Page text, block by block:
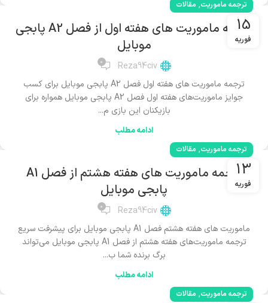
15
فوریه
ترجمه ماموریت, مقالات
ترجمه ماموریت های هفته اول از فصل A2 پابجی
موبایل
Reza94civ
0
ترجمه ماموریت های هفته اول فصل A2 پابجی موبایل برای کسب
جوایز ماموریت‌های هفته اول فصل A2 پابجی موبایل همواره برای
بازیکنان این بازی م...
ادامه مطلب
13
فوریه
ترجمه ماموریت, مقالات
ترجمه ماموریت های هفته هشتم از فصل A1
پابجی موبایل
Reza94civ
0
ماموریت های هفته هشتم فصل A1 پابجی موبایل برای پیشرفت سریع
ترجمه ماموریت‌های هفته هشتم از فصل A1 پابجی موبایل می‌تواند
برگ برنده شما ب...
ادامه مطلب
ترجمه ماموریت, مقالات